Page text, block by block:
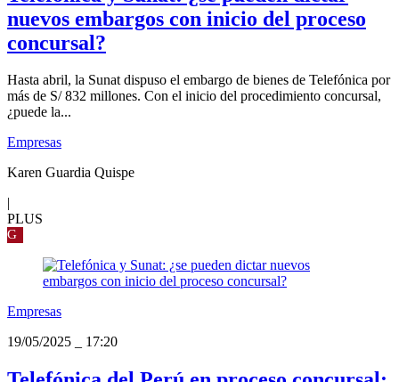
nuevos embargos con inicio del proceso
concursal?
Hasta abril, la Sunat dispuso el embargo de bienes de Telefónica por
más de S/ 832 millones. Con el inicio del procedimiento concursal,
¿puede la...
Empresas
Karen Guardia Quispe
PLUS
G
Empresas
19/05/2025
17:20